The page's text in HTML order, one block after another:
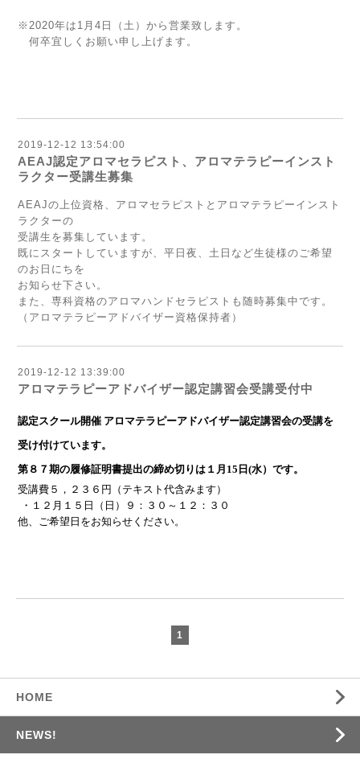
※2020年は1月4日（土）から営業致します。
何卒宜しくお願い申し上げます。
2019-12-12 13:54:00
AEAJ認定アロマセラピスト、アロマテラピーインスト
ラクター受講生募集
AEAJの上位資格、アロマセラピストとアロマテラピーインスト
ラクターの
受講生を募集しています。
既にスタートしていますが、平日夜、土日など生徒様のご希望
のお日にちを
お知らせ下さい。
また、専科資格のアロマハンドセラピストも随時募集中です。
（アロマテラピーアドバイザー資格保持者）
2019-12-12 13:39:00
アロマテラピーアドバイザー認定講習会受講受付中
認定スクール開催 アロマテラピーアドバイザー認定講習会の受講を
受け付けています。
第８７期の履修証明書提出の締め切りは１月15日(水）です。
受講費５，２３６円（テキスト代含みます）
・１２月１５日（日）９：３０～１２：３０
他、ご希望日をお知らせください。
1
HOME
NEWS!